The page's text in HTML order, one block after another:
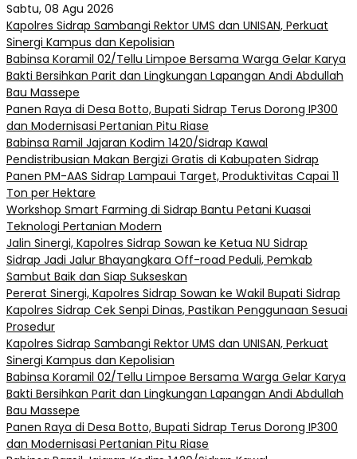
Sabtu, 08 Agu 2026
Kapolres Sidrap Sambangi Rektor UMS dan UNISAN, Perkuat
Sinergi Kampus dan Kepolisian
Babinsa Koramil 02/Tellu Limpoe Bersama Warga Gelar Karya
Bakti Bersihkan Parit dan Lingkungan Lapangan Andi Abdullah
Bau Massepe
Panen Raya di Desa Botto, Bupati Sidrap Terus Dorong IP300
dan Modernisasi Pertanian Pitu Riase
Babinsa Ramil Jajaran Kodim 1420/Sidrap Kawal
Pendistribusian Makan Bergizi Gratis di Kabupaten Sidrap
Panen PM-AAS Sidrap Lampaui Target, Produktivitas Capai 11
Ton per Hektare
Workshop Smart Farming di Sidrap Bantu Petani Kuasai
Teknologi Pertanian Modern
Jalin Sinergi, Kapolres Sidrap Sowan ke Ketua NU Sidrap
Sidrap Jadi Jalur Bhayangkara Off-road Peduli, Pemkab
Sambut Baik dan Siap Sukseskan
Pererat Sinergi, Kapolres Sidrap Sowan ke Wakil Bupati Sidrap
Kapolres Sidrap Cek Senpi Dinas, Pastikan Penggunaan Sesuai
Prosedur
Kapolres Sidrap Sambangi Rektor UMS dan UNISAN, Perkuat
Sinergi Kampus dan Kepolisian
Babinsa Koramil 02/Tellu Limpoe Bersama Warga Gelar Karya
Bakti Bersihkan Parit dan Lingkungan Lapangan Andi Abdullah
Bau Massepe
Panen Raya di Desa Botto, Bupati Sidrap Terus Dorong IP300
dan Modernisasi Pertanian Pitu Riase